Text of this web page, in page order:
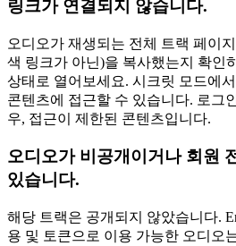
링크가 연결되지 않습니다.
오디오가 재생되는 전체 트랙 페이
색 링크가 아닌)을 복사했는지 확인
상태로 열어보세요. 시크릿 모드에
콘텐츠에 접근할 수 있습니다. 로그
우, 접근이 제한된 콘텐츠입니다.
오디오가 비공개이거나 회원
있습니다.
해당 트랙은 공개되지 않았습니다.
용 및 토큰으로 이용 가능한 오디오